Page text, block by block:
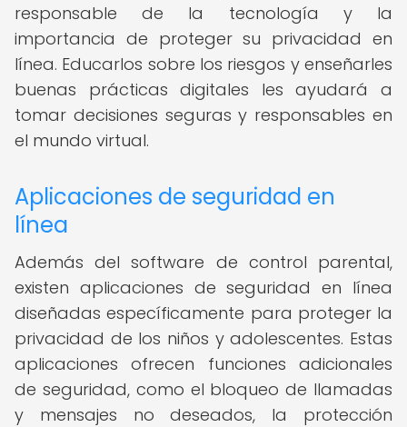
responsable de la tecnología y la
importancia de proteger su privacidad en
línea. Educarlos sobre los riesgos y enseñarles
buenas prácticas digitales les ayudará a
tomar decisiones seguras y responsables en
el mundo virtual.
Aplicaciones de seguridad en
línea
Además del software de control parental,
existen aplicaciones de seguridad en línea
diseñadas específicamente para proteger la
privacidad de los niños y adolescentes. Estas
aplicaciones ofrecen funciones adicionales
de seguridad, como el bloqueo de llamadas
y mensajes no deseados, la protección